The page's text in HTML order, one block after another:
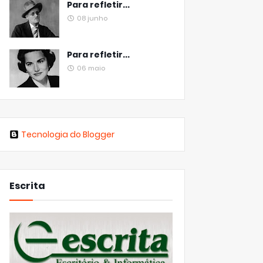
Para refletir...
08 junho
Para refletir...
06 maio
Tecnologia do Blogger
Escrita